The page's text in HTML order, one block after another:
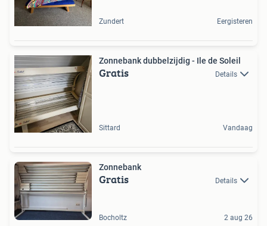
Zundert Eergisteren
Zonnebank dubbelzijdig - Ile de Soleil
Gratis Details
Sittard Vandaag
Zonnebank
Gratis Details
Bocholtz 2 aug 26